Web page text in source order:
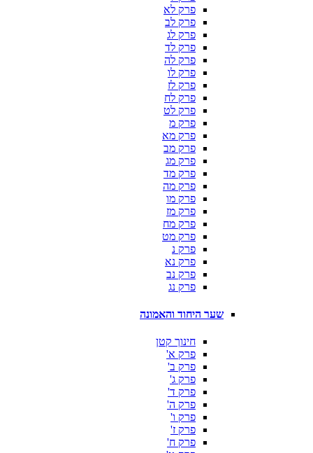
פרק לא
פרק לב
פרק לג
פרק לד
פרק לה
פרק לו
פרק לז
פרק לח
פרק לט
פרק מ
פרק מא
פרק מב
פרק מג
פרק מד
פרק מה
פרק מו
פרק מז
פרק מח
פרק מט
פרק נ
פרק נא
פרק נב
פרק נג
שער היחוד והאמונה
חינוך קטן
פרק א'
פרק ב'
פרק ג'
פרק ד'
פרק ה'
פרק ו'
פרק ז'
פרק ח'